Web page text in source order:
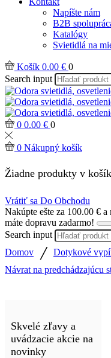
Napíšte nám
B2B
Katalógy
Svietidlá na
Košík 0.00 € 0
Search input
0 0.00 € 0
0 Nákupný košík
Žiadne produkty v
Vrátiť sa Do Obchodu
Nakúpte ešte za 100.00 € a
máte dopravu zadarmo!
Search input
Domov / Dotykové
Návrat na predchádzajúcu
Skvelé zľavy a
uvádzacie akcie na
novinky